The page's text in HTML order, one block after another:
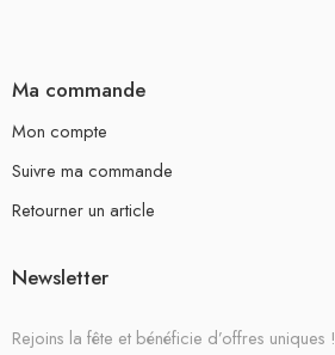
Ma commande
Mon compte
Suivre ma commande
Retourner un article
Newsletter
Rejoins la fête et bénéficie d’offres uniques !